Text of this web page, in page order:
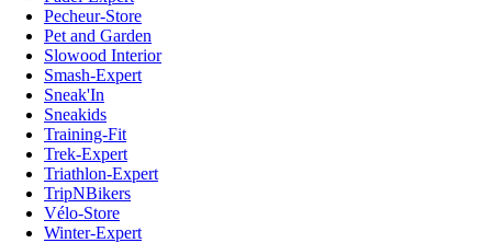
Pecheur-Store
Pet and Garden
Slowood Interior
Smash-Expert
Sneak'In
Sneakids
Training-Fit
Trek-Expert
Triathlon-Expert
TripNBikers
Vélo-Store
Winter-Expert